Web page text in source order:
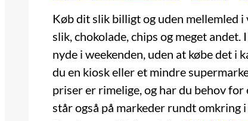
Køb dit slik billigt og uden mellemled
slik, chokolade, chips og meget
nyde i weekenden, uden at købe det i
du en kiosk eller et mindre
priser er rimelige, og har du behov
står også på markeder rundt omkring